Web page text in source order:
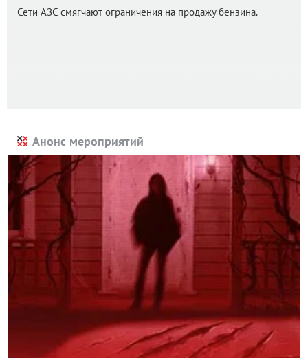
Сети АЗС смягчают ограничения на продажу бензина.
Анонс мероприятий